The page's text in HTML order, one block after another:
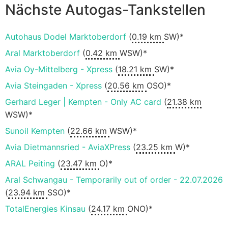
Nächste Autogas-Tankstellen
Autohaus Dodel Marktoberdorf (0.19 km SW)*
Aral Marktoberdorf (0.42 km WSW)*
Avia Oy-Mittelberg - Xpress (18.21 km SW)*
Avia Steingaden - Xpress (20.56 km OSO)*
Gerhard Leger | Kempten - Only AC card (21.38 km
WSW)*
Sunoil Kempten (22.66 km WSW)*
Avia Dietmannsried - AviaXPress (23.25 km W)*
ARAL Peiting (23.47 km O)*
Aral Schwangau - Temporarily out of order - 22.07.2026
(23.94 km SSO)*
TotalEnergies Kinsau (24.17 km ONO)*